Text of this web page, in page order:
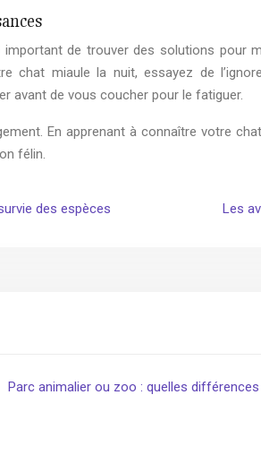
de trouver des solutions pour
chat miaule la nuit, essayez de
avant de vous coucher pour le fatiguer.
En apprenant à connaître votre
félin.
des espèces Les
Parc animalier ou zoo : quelles